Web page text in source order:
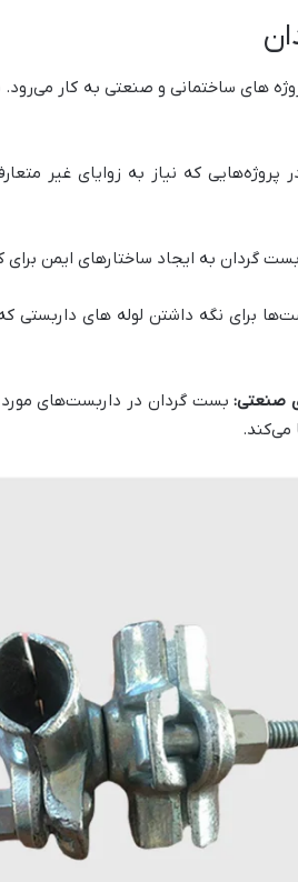
های ساختمانی و صنعتی به کار می‌رود.
پروژه‌هایی که نیاز به زوایای غیر
بست گردان به ایجاد ساختارهای ایمن برای
برای نگه داشتن لوله های داربستی
بست گردان در داربست‌های مورد
می‌کند.